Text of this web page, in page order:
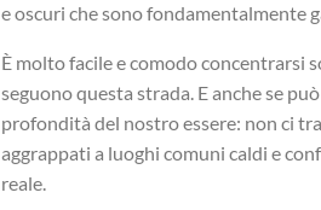
e oscuri che sono fondamentalmente
È molto facile e comodo concentrarsi
seguono questa strada. E anche se
profondità del nostro essere: non ci
aggrappati a luoghi comuni caldi e
reale.